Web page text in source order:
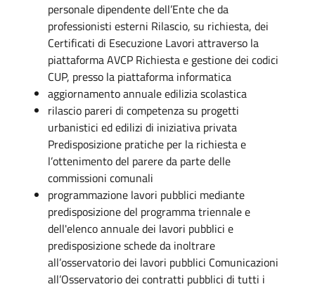
personale dipendente dell’Ente che da
professionisti esterni Rilascio, su richiesta, dei
Certificati di Esecuzione Lavori attraverso la
piattaforma AVCP Richiesta e gestione dei codici
CUP, presso la piattaforma informatica
aggiornamento annuale edilizia scolastica
rilascio pareri di competenza su progetti
urbanistici ed edilizi di iniziativa privata
Predisposizione pratiche per la richiesta e
l’ottenimento del parere da parte delle
commissioni comunali
programmazione lavori pubblici mediante
predisposizione del programma triennale e
dell'elenco annuale dei lavori pubblici e
predisposizione schede da inoltrare
all’osservatorio dei lavori pubblici Comunicazioni
all’Osservatorio dei contratti pubblici di tutti i